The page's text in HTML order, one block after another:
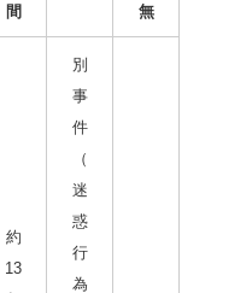
間
無
約
13
別
事
件
（
迷
惑
行
為